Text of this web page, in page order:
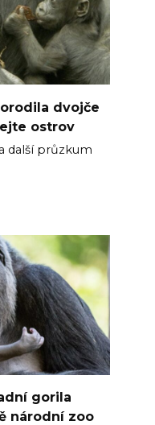
dvojče
ostrov
další průzkum
gorila
národní zoo